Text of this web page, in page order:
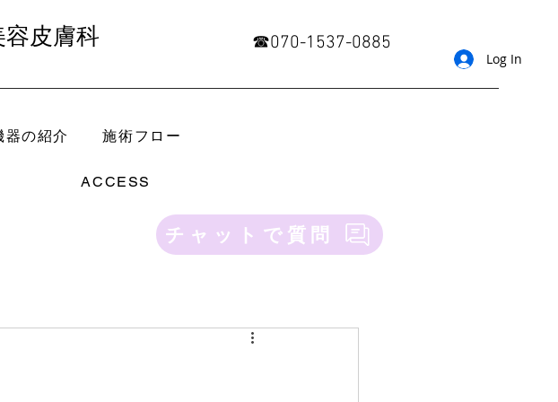
​☎︎070-1537-0885
皮膚科
Log In
器の紹介 施術フロー
ACCESS
チャットで質問